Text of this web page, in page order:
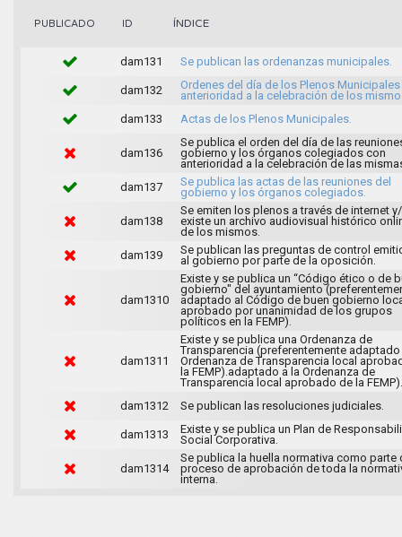
PUBLICADO ID ÍNDICE
dam131 Se publican las ordenanzas municipales.
dam132
Ordenes del día de los Plenos
anterioridad a la celebración de los
dam133
Actas de los Plenos Municipales.
dam136
Se publica el orden del día de las
gobierno y los órganos colegiados con
anterioridad a la celebración de las
dam137
Se publica las actas de las reuniones del
gobierno y los órganos colegiados.
dam138
Se emiten los plenos a través de internet
existe un archivo audiovisual histórico
de los mismos.
dam139
Se publican las preguntas de control
al gobierno por parte de la oposición.
dam1310
Existe y se publica un “Código ético o de
gobierno" del ayuntamiento
adaptado al Código de buen gobierno
aprobado por unanimidad de los grupos
políticos en la FEMP).
dam1311
Existe y se publica una Ordenanza de
Transparencia (preferentemente adaptado
Ordenanza de Transparencia local
la FEMP).adaptado a la Ordenanza de
Transparencia local aprobado de la FEMP).
dam1312
Se publican las resoluciones judiciales.
dam1313
Existe y se publica un Plan de
Social Corporativa.
dam1314
Se publica la huella normativa como parte
proceso de aprobación de toda la
interna.